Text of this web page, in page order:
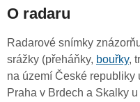
O radaru
Radarové snímky
srážky (přeháňky, bouřky,
na území České republiky
Praha v Brdech a Skalky